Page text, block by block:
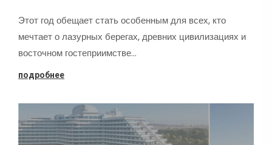
Этот год обещает стать особенным для всех, кто
мечтает о лазурных берегах, древних цивилизациях и
восточном гостеприимстве…
подробнее